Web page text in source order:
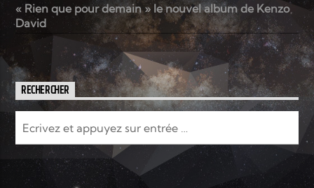
« Rien que pour demain » le nouvel album de Kenzo
David
RECHERCHER